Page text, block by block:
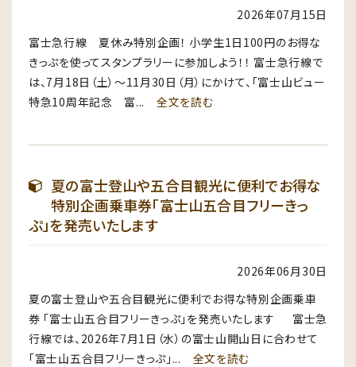
2026年07月15日
富士急行線 夏休み特別企画！ 小学生1日100円のお得な
きっぷを使ってスタンプラリーに参加しよう！！ 富士急行線で
は、7月18日（土）〜11月30日（月）にかけて、「富士山ビュー
特急10周年記念 富... 全文を読む
夏の富士登山や五合目観光に便利でお得な
特別企画乗車券「富士山五合目フリーきっ
ぷ」を発売いたします
2026年06月30日
夏の富士登山や五合目観光に便利でお得な特別企画乗車
券 「富士山五合目フリーきっぷ」を発売いたします 富士急
行線では、2026年7月1日（水）の富士山開山日に合わせて
「富士山五合目フリーきっぷ」... 全文を読む